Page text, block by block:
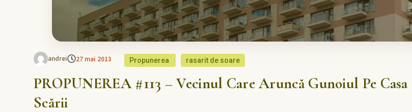
andrei 27 mai 2013 Propunerea rasarit de soare
PROPUNEREA #113 – Vecinul Care Aruncă Gunoiul Pe Casa
Scării